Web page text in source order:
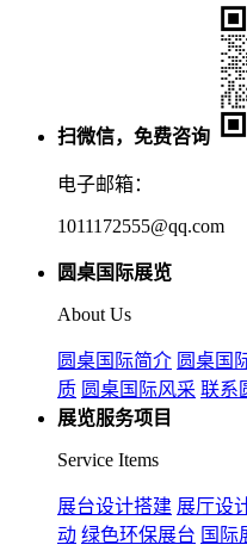
扫微信，免费咨询
电子邮箱：
1011172555@qq.com
圆桌国际展览
About Us
圆桌国际简介 圆桌国
质 圆桌国际风采 联系
展览服务项目
Service Items
展台设计搭建 展厅设
动 绿色环保展台 国际